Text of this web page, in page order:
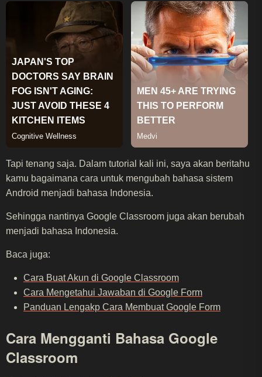
Tapi tenang saja. Dalam tutorial kali ini, saya akan beritahu
kamu bagaimana cara untuk mengubah bahasa sistem
Android menjadi bahasa Indonesia.
Sehingga nantinya Google Classroom juga akan berubah
menjadi bahasa Indonesia.
Baca juga:
Cara Buat Akun di Google Classroom
Cara Mengetahui Jawaban di Google Form
Panduan Lengakp Cara Membuat Google Form
Cara Mengganti Bahasa Google
Classroom